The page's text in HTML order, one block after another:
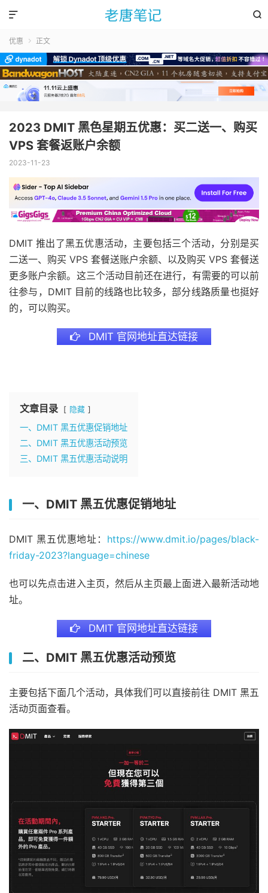


优惠  正文
2023 DMIT 黑色星期五优惠：买二送一、购买
VPS 套餐返账户余额
2023-11-23
DMIT 推出了黑五优惠活动，主要包括三个活动，分别是买
二送一、购买 VPS 套餐送账户余额、以及购买 VPS 套餐送
更多账户余额。这三个活动目前还在进行，有需要的可以前
往参与，DMIT 目前的线路也比较多，部分线路质量也挺好
的，可以购买。
DMIT 官网地址直达链接
文章目录 隐藏
一、DMIT 黑五优惠促销地址
二、DMIT 黑五优惠活动预览
三、DMIT 黑五优惠活动说明
一、DMIT 黑五优惠促销地址
DMIT 黑五优惠地址： https://www.dmit.io/pages/black-
friday-2023?language=chinese
也可以先点击进入主页，然后从主页最上面进入最新活动地
址。
DMIT 官网地址直达链接
二、DMIT 黑五优惠活动预览
主要包括下面几个活动，具体我们可以直接前往 DMIT 黑五
活动页面查看。